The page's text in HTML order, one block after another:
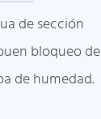
de sección
bloqueo de
de humedad.